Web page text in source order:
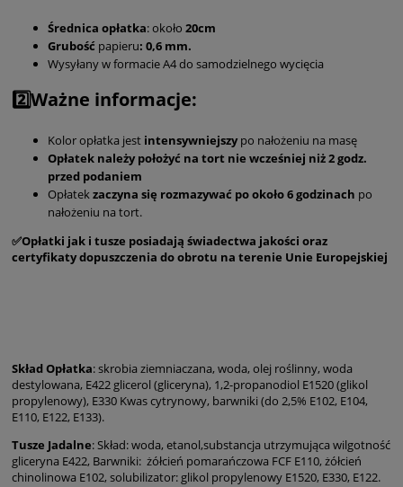
Średnica opłatka: około 20cm
Grubość papieru: 0,6 mm.
Wysyłany w formacie A4 do samodzielnego wycięcia
2️⃣Ważne informacje:
Kolor opłatka jest intensywniejszypo nałożeniu na masę
Opłatek należy położyć na tort nie wcześniej niż 2 godz.
przed podaniem
Opłatekzaczyna się rozmazywać po około 6 godzinach po
nałożeniu na tort.
✅Opłatki jak i tusze posiadają świadectwa jakości oraz
certyfikaty dopuszczenia do obrotu na terenie Unie Europejskiej
Skład Opłatka: skrobia ziemniaczana, woda, olej roślinny, woda
destylowana, E422 glicerol (gliceryna), 1,2-propanodiol E1520 (glikol
propylenowy), E330 Kwas cytrynowy, barwniki (do 2,5% E102, E104,
E110, E122, E133).
Tusze Jadalne: Skład: woda, etanol,substancja utrzymująca wilgotność
gliceryna E422, Barwniki: żółcień pomarańczowa FCF E110, żółcień
chinolinowa E102, solubilizator: glikol propylenowy E1520, E330, E122.